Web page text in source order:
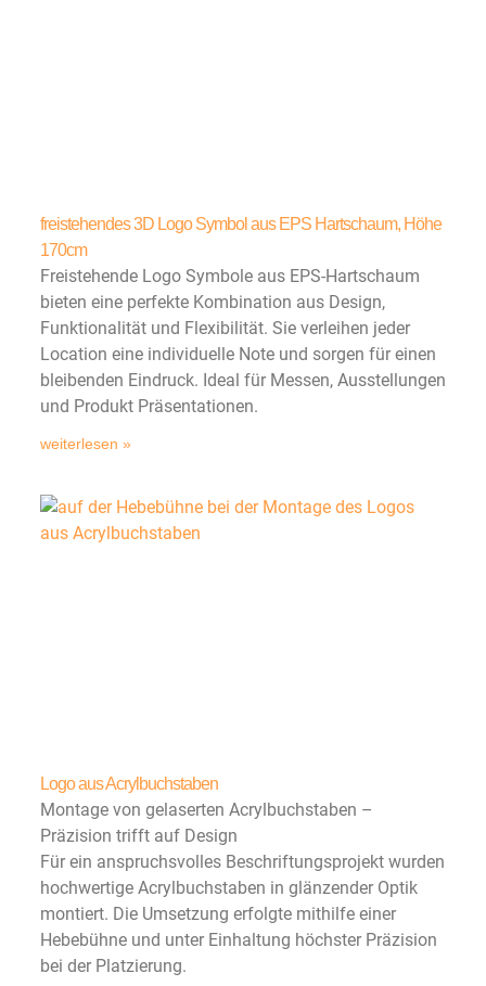
freistehendes 3D Logo Symbol aus EPS Hartschaum, Höhe
170cm
Freistehende Logo Symbole aus EPS-Hartschaum
bieten eine perfekte Kombination aus Design,
Funktionalität und Flexibilität. Sie verleihen jeder
Location eine individuelle Note und sorgen für einen
bleibenden Eindruck. Ideal für Messen, Ausstellungen
und Produkt Präsentationen.
weiterlesen »
Logo aus Acrylbuchstaben
Montage von gelaserten Acrylbuchstaben –
Präzision trifft auf Design
Für ein anspruchsvolles Beschriftungsprojekt wurden
hochwertige Acrylbuchstaben in glänzender Optik
montiert. Die Umsetzung erfolgte mithilfe einer
Hebebühne und unter Einhaltung höchster Präzision
bei der Platzierung.